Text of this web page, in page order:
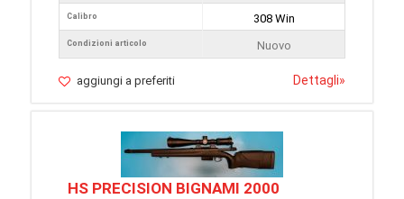
Calibro
Condizioni articolo
308 Win
Nuovo
aggiungi a preferiti Dettagli»
HS PRECISION BIGNAMI 2000